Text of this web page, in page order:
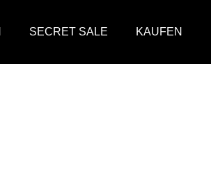
SECRET SALE KAUFEN